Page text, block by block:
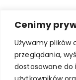
Cenimy
Używamy plików
przeglądania,
dostosowane do